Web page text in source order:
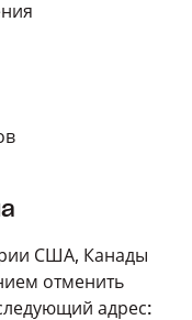
США, Канады
отменить
адрес: